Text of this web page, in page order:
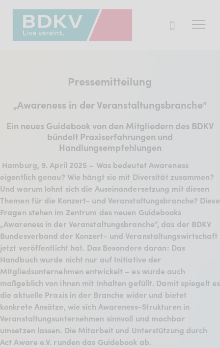
Pressemitteilung
„Awareness in der Veranstaltungsbranche“
Ein neues Guidebook von den Mitgliedern des BDKV
bündelt Praxiserfahrungen und
Handlungsempfehlungen
Hamburg, 9. April 2025 – Was bedeutet Awareness
eigentlich genau? Wie hängt sie mit Diversität zusammen?
Und warum lohnt sich die Auseinandersetzung mit diesen
Themen für die Konzert- und Veranstaltungsbranche? Diese
Fragen stehen im Zentrum des neuen Guidebooks
„Awareness in der Veranstaltungsbranche“, das der BDKV
Bundesverband der Konzert- und Veranstaltungswirtschaft
jetzt veröffentlicht hat. Das Besondere daran: Das
Handbuch wurde nicht nur auf Initiative der
Mitgliedsunternehmen entwickelt – es wurde auch
maßgeblich von ihnen mit Inhalten gefüllt. Damit spiegelt es
die aktuelle Praxis in der Branche wider und bietet
konkrete Ansätze, wie sich Awareness-Strukturen in
Veranstaltungsunternehmen sinnvoll und machbar
umsetzen lassen. Die Mitarbeit und Unterstützung durch
Act Aware e.V. runden das Guidebook ab.
Der BDKV
Services
Mitglied werden
Mitgliederbereich
Verband
BDKV Academy
Juristische Beratung und
Services
Geldwerte Vorteile und
Rabatte
BDKV Female Voice